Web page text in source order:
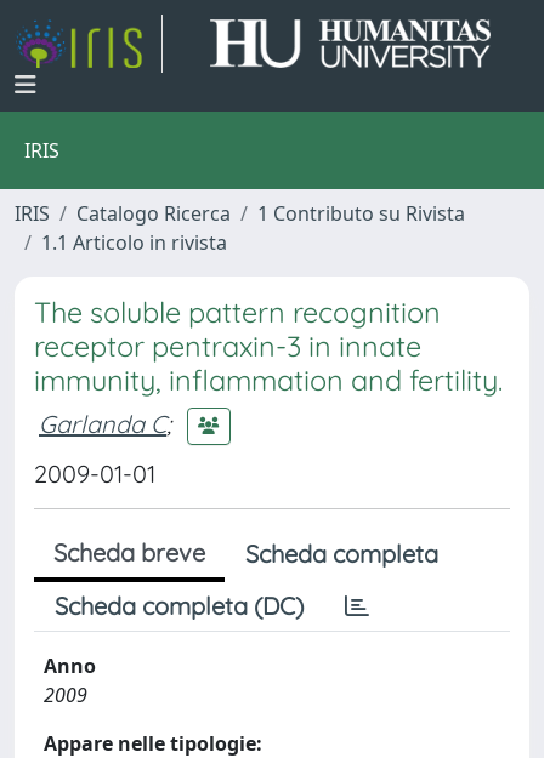
IRIS
IRIS Catalogo Ricerca
1 Contributo su Rivista
1.1 Articolo in rivista
The soluble pattern recognition
receptor pentraxin-3 in innate
immunity, inflammation and fertility.
Garlanda C;
2009-01-01
Scheda breve
Scheda completa
Scheda completa (DC)
Anno
2009
Appare nelle tipologie: